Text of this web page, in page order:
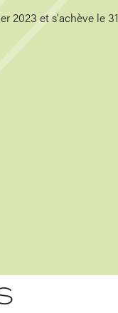
2023 et s'achève le